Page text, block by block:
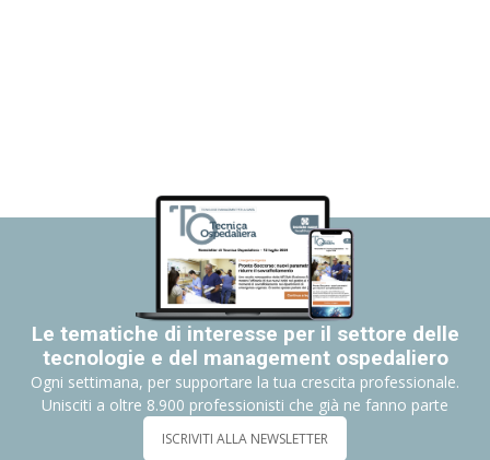
Le tematiche di interesse per il settore delle
tecnologie e del management ospedaliero
Ogni settimana, per supportare la tua crescita professionale.
Unisciti a oltre 8.900 professionisti che già ne fanno parte
ISCRIVITI ALLA NEWSLETTER